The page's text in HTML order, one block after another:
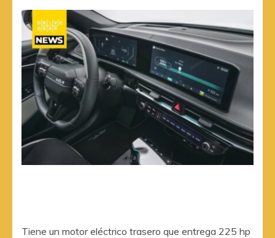
Tiene un motor eléctrico trasero que entrega 225 hp